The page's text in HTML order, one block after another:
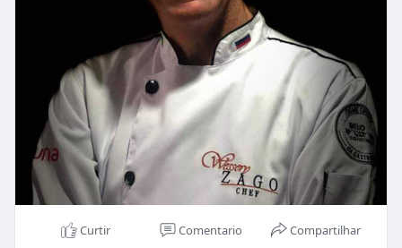
Curtir Comentario Compartilhar